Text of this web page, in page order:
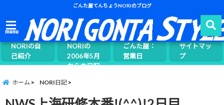
ごんた屋てんちょうNORIのブログ
menu
NORIの自
己紹介
ごんた屋て
んちょう
NORIの
2006年5月
からの日記
ごんた屋：
営業日
サイトマッ
プ
ホーム NORI日記